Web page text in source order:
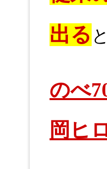
出る
のべ
岡ヒ